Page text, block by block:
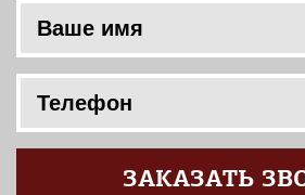
ЗАКАЗАТЬ